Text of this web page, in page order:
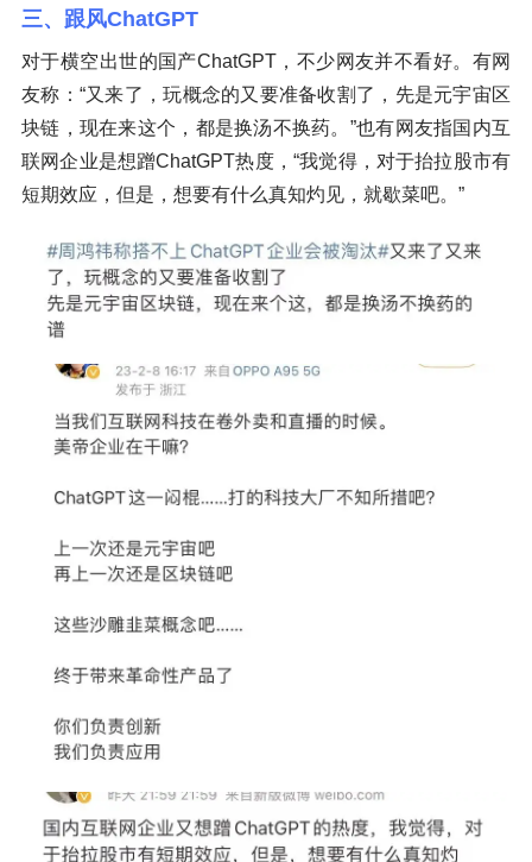
三、跟风ChatGPT
对于横空出世的国产ChatGPT，不少网友并不看好。有网
友称：“又来了，玩概念的又要准备收割了，先是元宇宙区
块链，现在来这个，都是换汤不换药。”也有网友指国内互
联网企业是想蹭ChatGPT热度，“我觉得，对于抬拉股市有
短期效应，但是，想要有什么真知灼见，就歇菜吧。”